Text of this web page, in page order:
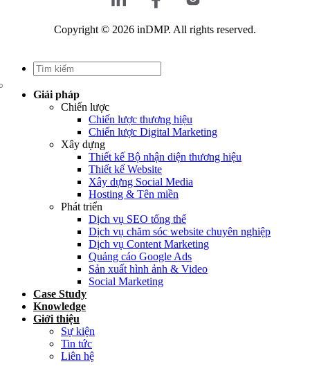
Copyright © 2026 inDMP. All rights reserved.
Giải pháp
Chiến lược
Chiến lược thương hiệu
Chiến lược Digital Marketing
Xây dựng
Thiết kế Bộ nhận diện thương hiệu
Thiết kế Website
Xây dựng Social Media
Hosting & Tên miền
Phát triển
Dịch vụ SEO tổng thể
Dịch vụ chăm sóc website chuyên nghiệp
Dịch vụ Content Marketing
Quảng cáo Google Ads
Sản xuất hình ảnh & Video
Social Marketing
Case Study
Knowledge
Giới thiệu
Sự kiện
Tin tức
Liên hệ